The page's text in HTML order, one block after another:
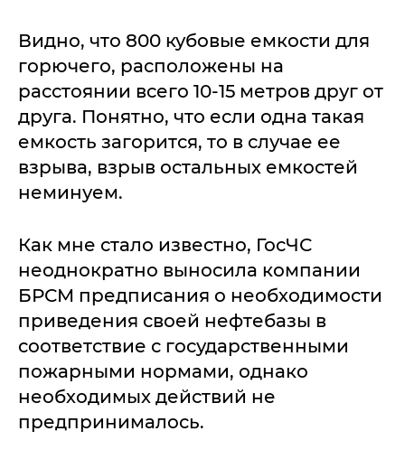
Видно, что 800 кубовые емкости для
горючего, расположены на
расстоянии всего 10-15 метров друг от
друга. Понятно, что если одна такая
емкость загорится, то в случае ее
взрыва, взрыв остальных емкостей
неминуем.
Как мне стало известно, ГосЧС
неоднократно выносила компании
БРСМ предписания о необходимости
приведения своей нефтебазы в
соответствие с государственными
пожарными нормами, однако
необходимых действий не
предпринималось.